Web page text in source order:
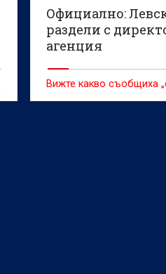
Официално:
раздели с
агенция
Вижте какво съобщиха